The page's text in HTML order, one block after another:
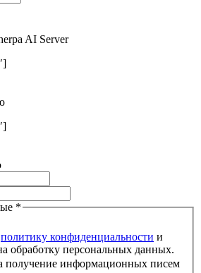
AI Server
*
политику конфиденциальности и
обработку персональных данных.
получение информационных писем